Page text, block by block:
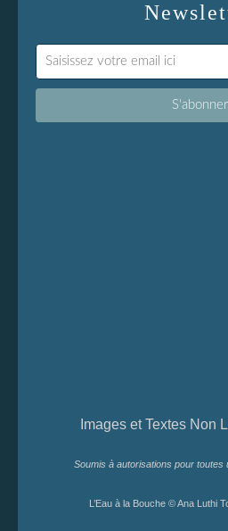
Images et Textes Non
Soumis à autorisations pour toutes
L’Eau à la Bouche © Ana Luthi